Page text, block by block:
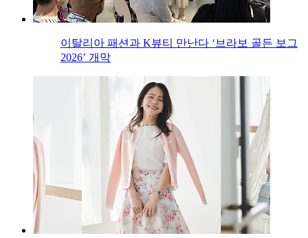
이탈리아 패션과 K뷰티 만난다 ‘브라보 골든 보그
2026’ 개막